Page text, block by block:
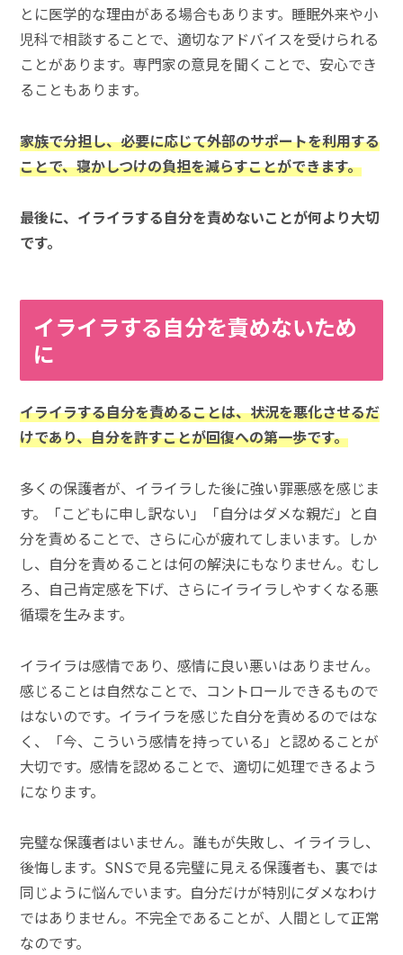
とに医学的な理由がある場合もあります。睡眠外来や小
児科で相談することで、適切なアドバイスを受けられる
ことがあります。専門家の意見を聞くことで、安心でき
ることもあります。
家族で分担し、必要に応じて外部のサポートを利用する
ことで、寝かしつけの負担を減らすことができます。
最後に、イライラする自分を責めないことが何より大切
です。
イライラする自分を責めないため
に
イライラする自分を責めることは、状況を悪化させるだ
けであり、自分を許すことが回復への第一歩です。
多くの保護者が、イライラした後に強い罪悪感を感じま
す。「こどもに申し訳ない」「自分はダメな親だ」と自
分を責めることで、さらに心が疲れてしまいます。しか
し、自分を責めることは何の解決にもなりません。むし
ろ、自己肯定感を下げ、さらにイライラしやすくなる悪
循環を生みます。
イライラは感情であり、感情に良い悪いはありません。
感じることは自然なことで、コントロールできるもので
はないのです。イライラを感じた自分を責めるのではな
く、「今、こういう感情を持っている」と認めることが
大切です。感情を認めることで、適切に処理できるよう
になります。
完璧な保護者はいません。誰もが失敗し、イライラし、
後悔します。SNSで見る完璧に見える保護者も、裏では
同じように悩んでいます。自分だけが特別にダメなわけ
ではありません。不完全であることが、人間として正常
なのです。